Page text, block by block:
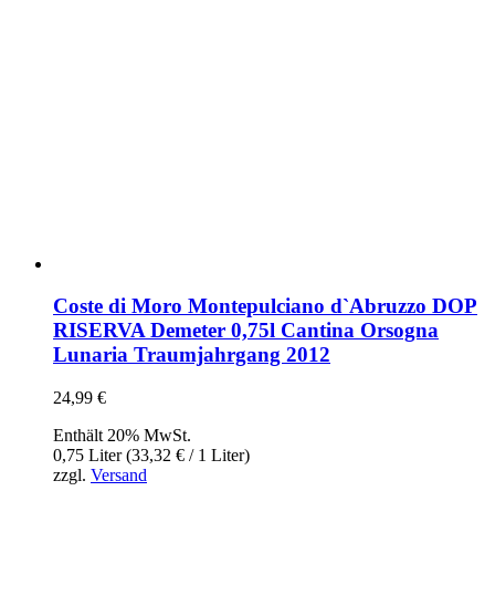
Coste di Moro Montepulciano d`Abruzzo DOP
RISERVA Demeter 0,75l Cantina Orsogna
Lunaria Traumjahrgang 2012
24,99 €
Enthält 20% MwSt.
0,75 Liter (33,32 € / 1 Liter)
zzgl. Versand